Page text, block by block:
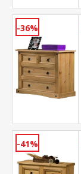
-36%
-41%